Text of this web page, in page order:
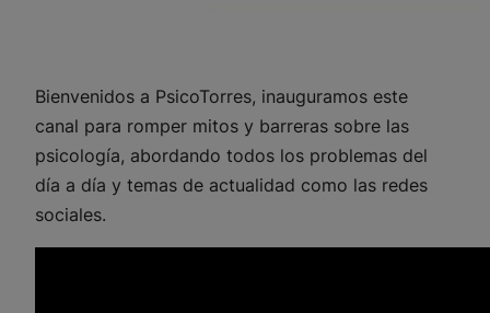
Bienvenidos a PsicoTorres, inauguramos este
canal para romper mitos y barreras sobre las
psicología, abordando todos los problemas del
día a día y temas de actualidad como las redes
sociales.